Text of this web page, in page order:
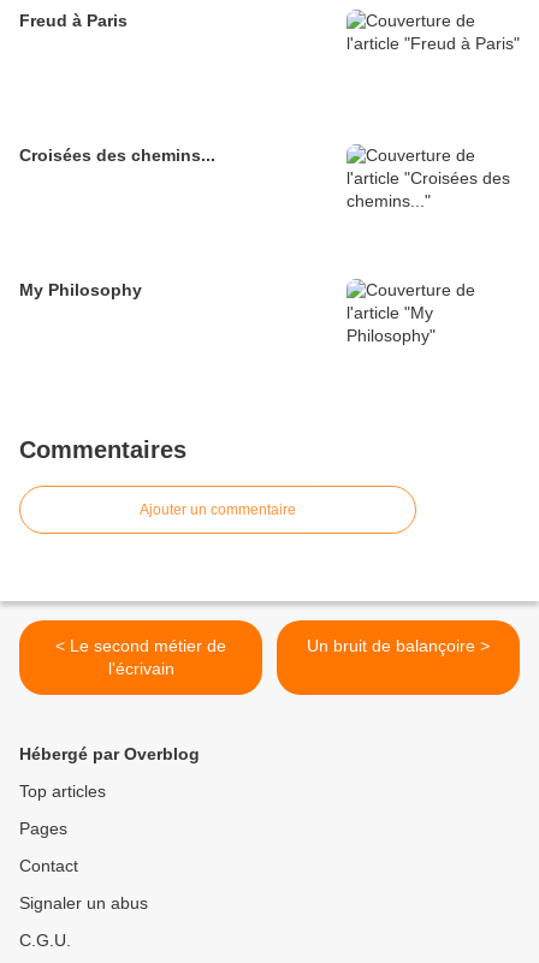
Freud à Paris
Croisées des chemins...
My Philosophy
Commentaires
Ajouter un commentaire
< Le second métier de
l'écrivain
Un bruit de balançoire >
Hébergé par Overblog
Top articles
Pages
Contact
Signaler un abus
C.G.U.